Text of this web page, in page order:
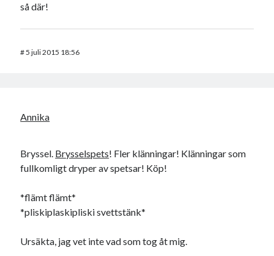
så där!
#5 juli 2015 18:56
Annika
Bryssel. Brysselspets! Fler klänningar! Klänningar som
fullkomligt dryper av spetsar! Köp!
*flämt flämt*
*pliskiplaskipliski svettstänk*
Ursäkta, jag vet inte vad som tog åt mig.